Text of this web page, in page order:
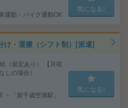
勤・バイク通勤OK
気になる!
け・運搬（シフト制）[派遣]
（規定あり） 【月収
の場合）
・「新千歳空港駅」
気になる!